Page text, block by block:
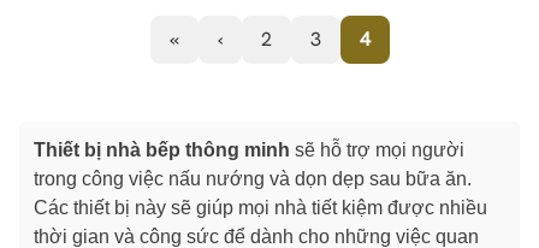
« ‹ 2 3 4
Thiết bị nhà bếp thông minh sẽ hỗ trợ mọi người
trong công việc nấu nướng và dọn dẹp sau bữa ăn.
Các thiết bị này sẽ giúp mọi nhà tiết kiệm được nhiều
thời gian và công sức để dành cho những việc quan